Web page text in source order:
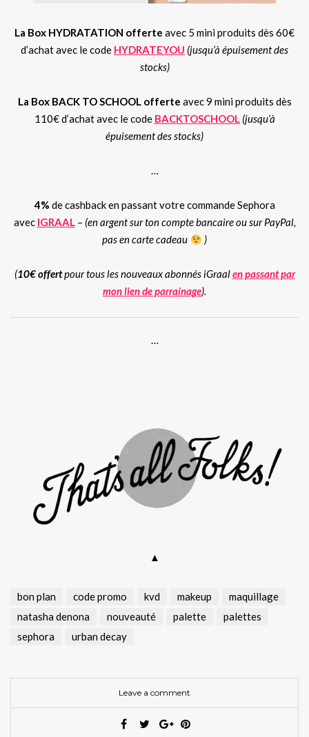
La Box HYDRATATION offerte avec 5 mini produits dès 60€
d’achat avec le code HYDRATEYOU (jusqu’à épuisement des
stocks)
La Box BACK TO SCHOOL offerte avec 9 mini produits dès
110€ d’achat avec le code BACKTOSCHOOL (jusqu’à
épuisement des stocks)
…
4% de cashback en passant votre commande Sephora
avec IGRAAL – (en argent sur ton compte bancaire ou sur PayPal,
pas en carte cadeau
)
(10€ offertpour tous les nouveaux abonnés iGraalen passant par
mon lien de parrainage).
…
▲
bon plan code promo kvd makeup
maquillage
natasha denona
nouveauté palette
palettes
sephora
urban decay
Leave a comment